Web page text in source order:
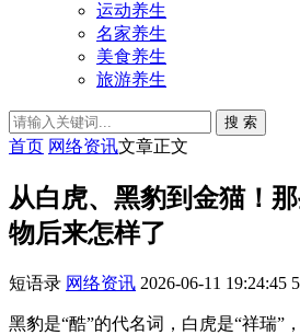
运动养生
名家养生
美食养生
旅游养生
搜 索
首页 网络资讯文章正文
从白虎、黑豹到金猫！
物后来怎样了
短语录 网络资讯 2026-06-11 19:24:45
黑豹是“酷”的代名词，白虎是“祥瑞”